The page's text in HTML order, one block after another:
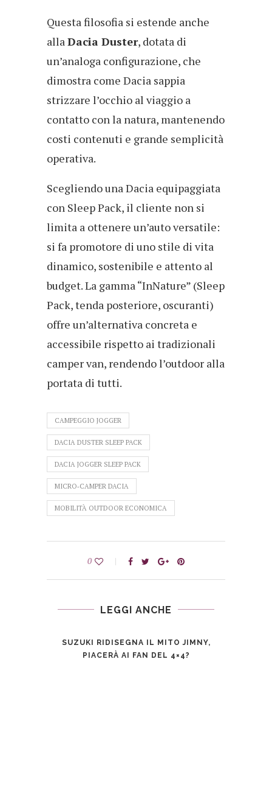
Questa filosofia si estende anche
allaDacia Duster, dotata di
un’analoga configurazione, che
dimostra come Dacia sappia
strizzare l’occhio al viaggio a
contatto con la natura, mantenendo
costi contenuti e grande semplicità
operativa.
Scegliendo una Dacia equipaggiata
con Sleep Pack, il cliente non si
limita a ottenere un’auto versatile:
si fa promotore di uno stile di vita
dinamico, sostenibile e attento al
budget. La gamma “InNature” (Sleep
Pack, tenda posteriore, oscuranti)
offre un’alternativa concreta e
accessibile rispetto ai tradizionali
camper van, rendendo l’outdoor alla
portata di tutti.
CAMPEGGIO JOGGER
DACIA DUSTER SLEEP PACK
DACIA JOGGER SLEEP PACK
MICRO‑CAMPER DACIA
MOBILITÀ OUTDOOR ECONOMICA
0
LEGGI ANCHE
SUZUKI RIDISEGNA IL MITO JIMNY,
PIACERÀ AI FAN DEL 4×4?